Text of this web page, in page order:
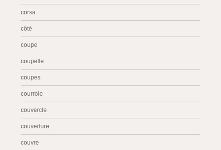
corsa
côté
coupe
coupelle
coupes
courroie
couvercle
couverture
couvre